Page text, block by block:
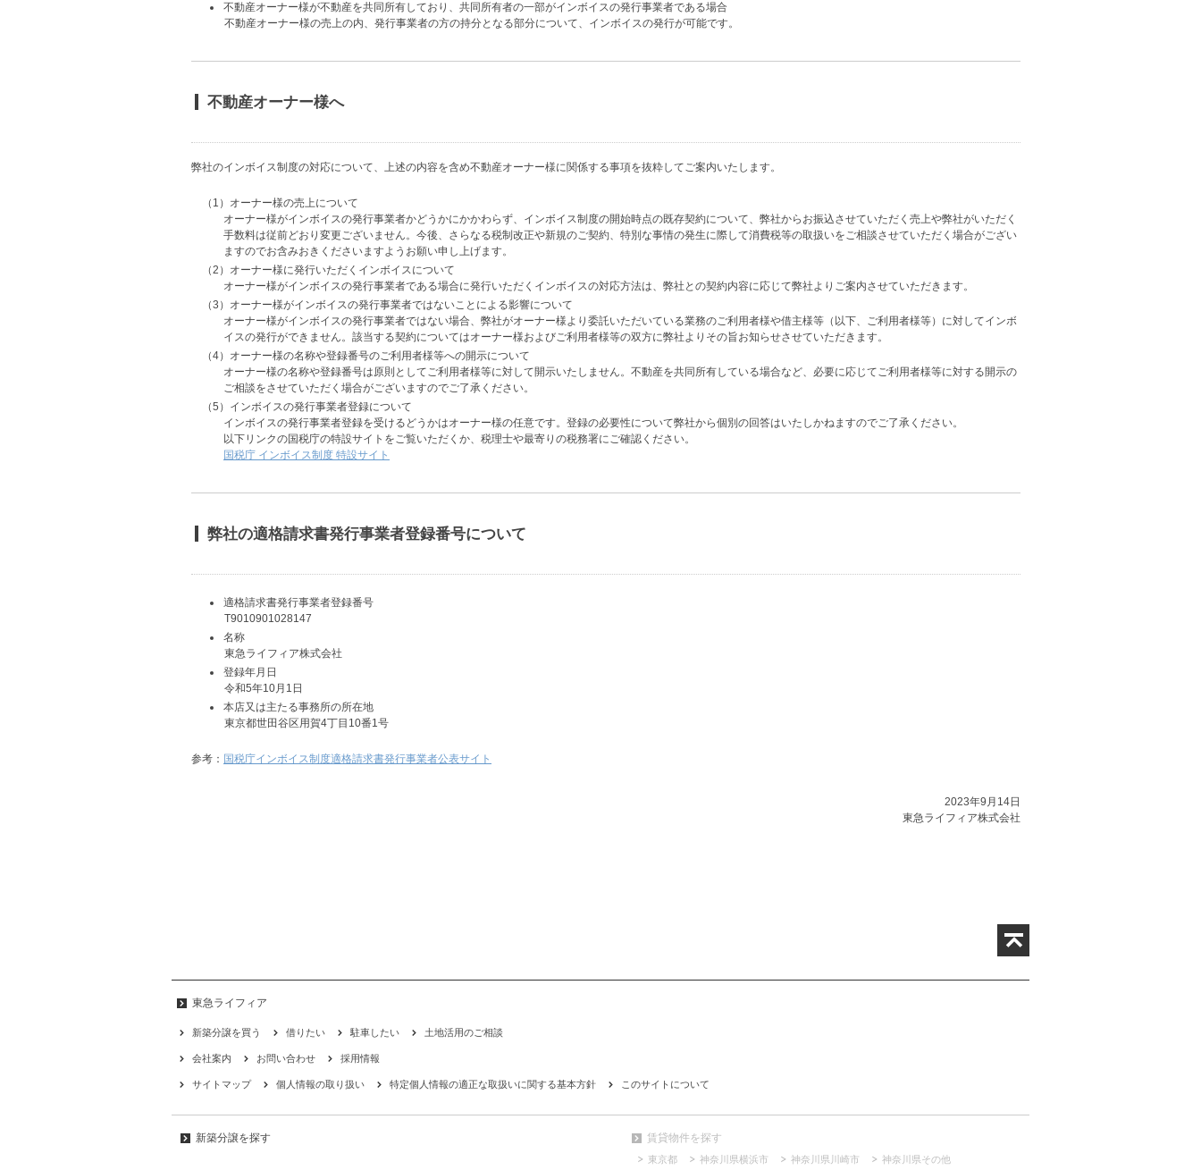
不動産オーナー様が不動産を共同所有しており、共同所有者の一部がインボイスの発行事業者である場合
不動産オーナー様の売上の内、発行事業者の方の持分となる部分について、インボイスの発行が可能です。
不動産オーナー様へ
弊社のインボイス制度の対応について、上述の内容を含め不動産オーナー様に関係する事項を抜粋してご案内いたします。
（1）オーナー様の売上について
オーナー様がインボイスの発行事業者かどうかにかかわらず、インボイス制度の開始時点の既存契約について、弊社からお振込させていただく売上や弊社がいただく
手数料は従前どおり変更ございません。今後、さらなる税制改正や新規のご契約、特別な事情の発生に際して消費税等の取扱いをご相談させていただく場合がござい
ますのでお含みおきくださいますようお願い申し上げます。
（2）オーナー様に発行いただくインボイスについて
オーナー様がインボイスの発行事業者である場合に発行いただくインボイスの対応方法は、弊社との契約内容に応じて弊社よりご案内させていただきます。
（3）オーナー様がインボイスの発行事業者ではないことによる影響について
オーナー様がインボイスの発行事業者ではない場合、弊社がオーナー様より委託いただいている業務のご利用者様や借主様等（以下、ご利用者様等）に対してインボ
イスの発行ができません。該当する契約についてはオーナー様およびご利用者様等の双方に弊社よりその旨お知らせさせていただきます。
（4）オーナー様の名称や登録番号のご利用者様等への開示について
オーナー様の名称や登録番号は原則としてご利用者様等に対して開示いたしません。不動産を共同所有している場合など、必要に応じてご利用者様等に対する開示の
ご相談をさせていただく場合がございますのでご了承ください。
（5）インボイスの発行事業者登録について
インボイスの発行事業者登録を受けるどうかはオーナー様の任意です。登録の必要性について弊社から個別の回答はいたしかねますのでご了承ください。
以下リンクの国税庁の特設サイトをご覧いただくか、税理士や最寄りの税務署にご確認ください。
国税庁 インボイス制度 特設サイト
弊社の適格請求書発行事業者登録番号について
適格請求書発行事業者登録番号
T9010901028147
名称
東急ライフィア株式会社
登録年月日
令和5年10月1日
本店又は主たる事務所の所在地
東京都世田谷区用賀4丁目10番1号
参考： 国税庁インボイス制度適格請求書発行事業者公表サイト
2023年9月14日
東急ライフィア株式会社
東急ライフィア
新築分譲を買う 借りたい 駐車したい 土地活用のご相談
会社案内 お問い合わせ 採用情報
サイトマップ 個人情報の取り扱い 特定個人情報の適正な取扱いに関する基本方針 このサイトについて
新築分譲を探す 賃貸物件を探す
東京都 神奈川県横浜市 神奈川県川崎市 神奈川県その他